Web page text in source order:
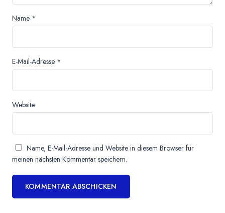
Name *
E-Mail-Adresse *
Website
Name, E-Mail-Adresse und Website in diesem Browser für
meinen nächsten Kommentar speichern.